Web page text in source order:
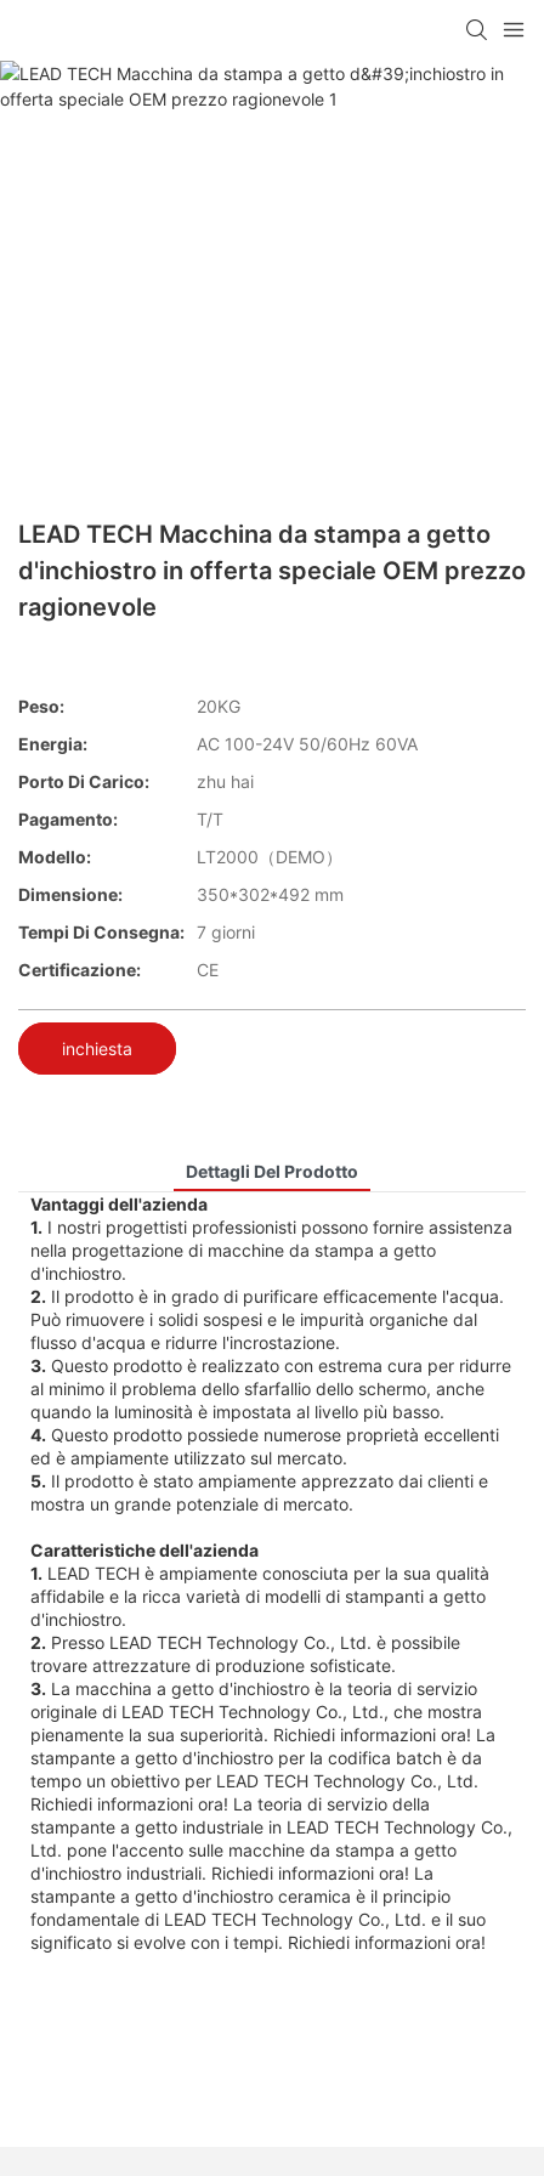
LEAD TECH Macchina da stampa a getto
d'inchiostro in offerta speciale OEM prezzo
ragionevole
Peso:
20KG
Energia:
AC 100-24V 50/60Hz 60VA
Porto Di Carico:
zhu hai
Pagamento:
T/T
Modello:
LT2000（DEMO）
Dimensione:
350*302*492 mm
Tempi Di Consegna: 7 giorni
Certificazione:
CE
inchiesta
Dettagli Del Prodotto
Vantaggi dell'azienda
1. I nostri progettisti professionisti possono fornire assistenza
nella progettazione di macchine da stampa a getto
d'inchiostro.
2. Il prodotto è in grado di purificare efficacemente l'acqua.
Può rimuovere i solidi sospesi e le impurità organiche dal
flusso d'acqua e ridurre l'incrostazione.
3. Questo prodotto è realizzato con estrema cura per ridurre
al minimo il problema dello sfarfallio dello schermo, anche
quando la luminosità è impostata al livello più basso.
4. Questo prodotto possiede numerose proprietà eccellenti
ed è ampiamente utilizzato sul mercato.
5. Il prodotto è stato ampiamente apprezzato dai clienti e
mostra un grande potenziale di mercato.
Caratteristiche dell'azienda
1. LEAD TECH è ampiamente conosciuta per la sua qualità
affidabile e la ricca varietà di modelli di stampanti a getto
d'inchiostro.
2. Presso LEAD TECH Technology Co., Ltd. è possibile
trovare attrezzature di produzione sofisticate.
3. La macchina a getto d'inchiostro è la teoria di servizio
originale di LEAD TECH Technology Co., Ltd., che mostra
pienamente la sua superiorità. Richiedi informazioni ora! La
stampante a getto d'inchiostro per la codifica batch è da
tempo un obiettivo per LEAD TECH Technology Co., Ltd.
Richiedi informazioni ora! La teoria di servizio della
stampante a getto industriale in LEAD TECH Technology Co.,
Ltd. pone l'accento sulle macchine da stampa a getto
d'inchiostro industriali. Richiedi informazioni ora! La
stampante a getto d'inchiostro ceramica è il principio
fondamentale di LEAD TECH Technology Co., Ltd. e il suo
significato si evolve con i tempi. Richiedi informazioni ora!